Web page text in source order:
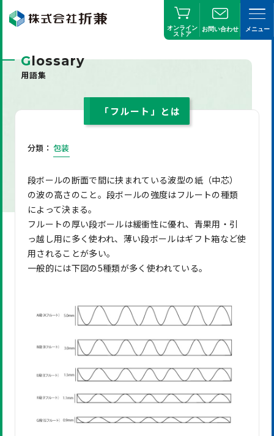
オンライン
ストア
お問い合わせ メニュー
Glossary
用語集
「フルート」とは
分類： 包装
段ボールの断面で間に挟まれている波型の紙（中芯）
の波の高さのこと。段ボールの強度はフルートの種類
によって決まる。
フルートの厚い段ボールは緩衝性に優れ、青果用・引
っ越し用に多く使われ、薄い段ボールはギフト箱など使
用されることが多い。
一般的には下図の5種類が多く使われている。